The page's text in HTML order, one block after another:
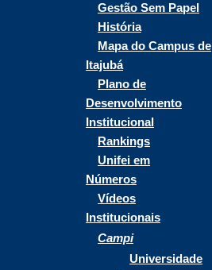
Gestão Sem Papel
História
Mapa do Campus de
Itajubá
Plano de
Desenvolvimento
Institucional
Rankings
Unifei em
Números
Vídeos
Institucionais
Campi
Universidade